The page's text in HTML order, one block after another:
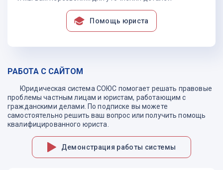
Помощь юриста
РАБОТА С САЙТОМ
Юридическая система СОЮС помогает решать правовые
проблемы частным лицам и юристам, работающим с
гражданскими делами. По подписке вы можете
самостоятельно решить ваш вопрос или получить помощь
квалифицированного юриста.
Демонстрация работы системы